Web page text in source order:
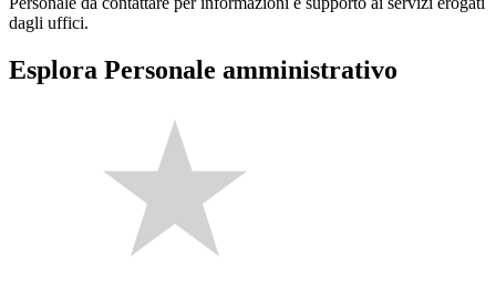
dagli uffici.
Esplora Personale amministrativo